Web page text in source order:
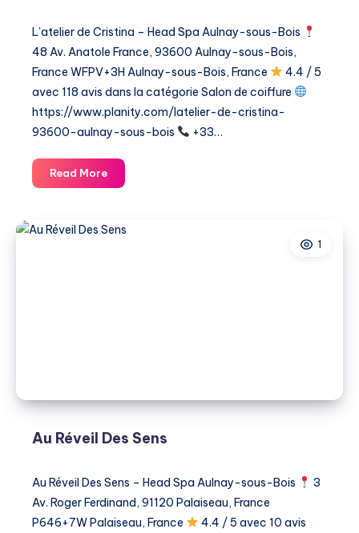
L’atelier de Cristina – Head Spa Aulnay-sous-Bois
48 Av. Anatole France, 93600 Aulnay-sous-Bois,
France WFPV+3H Aulnay-sous-Bois, France
4.4 / 5
avec 118 avis dans la catégorie ​Salon de coiffure
https://www.planity.com/latelier-de-cristina-
93600-aulnay-sous-bois
+33…
Read MoreL’atelier
de
1
Au Réveil Des Sens
Au Réveil Des Sens – Head Spa Aulnay-sous-Bois
3
Av. Roger Ferdinand, 91120 Palaiseau, France
P646+7W Palaiseau, France
4.4 / 5 avec 10 avis